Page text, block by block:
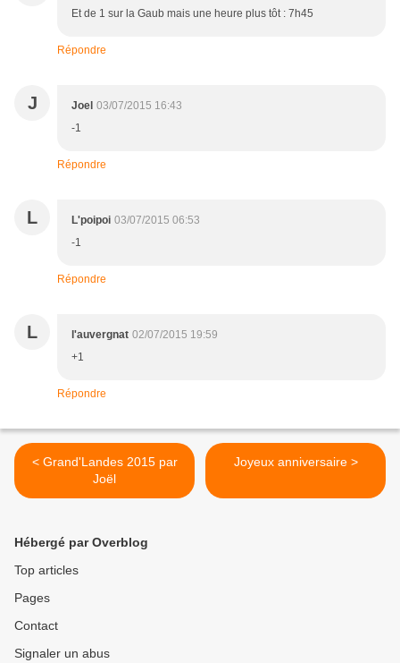
Et de 1 sur la Gaub mais une heure plus tôt : 7h45
Répondre
J Joel 03/07/2015 16:43
-1
Répondre
L L'poipoi 03/07/2015 06:53
-1
Répondre
L l'auvergnat 02/07/2015 19:59
+1
Répondre
< Grand'Landes 2015 par
Joël
Joyeux anniversaire >
Hébergé par Overblog
Top articles
Pages
Contact
Signaler un abus